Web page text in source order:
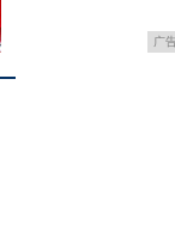
广